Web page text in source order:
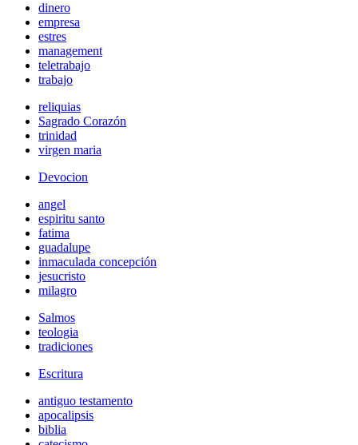
dinero
empresa
estres
management
teletrabajo
trabajo
reliquias
Sagrado Corazón
trinidad
virgen maria
Devocion
angel
espiritu santo
fatima
guadalupe
inmaculada concepción
jesucristo
milagro
Salmos
teologia
tradiciones
Escritura
antiguo testamento
apocalipsis
biblia